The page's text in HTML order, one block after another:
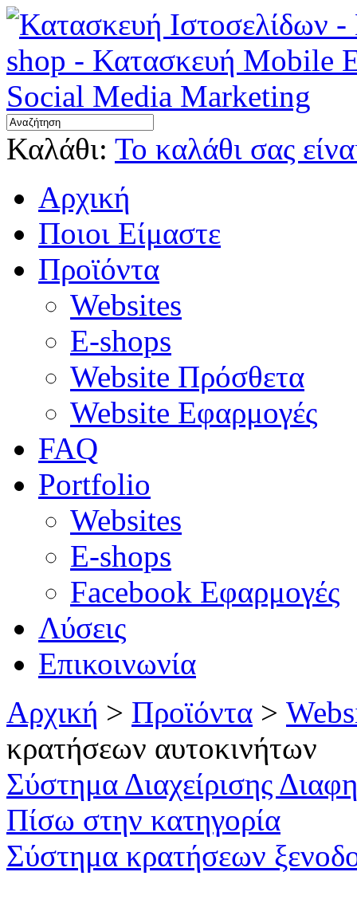
Καλάθι: Το καλάθι σας
Αρχική
Ποιοι Είμαστε
Προϊόντα
Websites
E-shops
Website Πρόσθετα
Website Εφαρμογές
FAQ
Portfolio
Websites
E-shops
Facebook Εφαρμογές
Λύσεις
Επικοινωνία
Αρχική > Προϊόντα >
κρατήσεων αυτοκινήτων
Σύστημα Διαχείρισης
Πίσω στην κατηγορία
Σύστημα κρατήσεων